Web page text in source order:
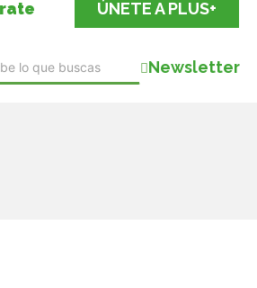
ÚNETE A PLUS+
Newsletter